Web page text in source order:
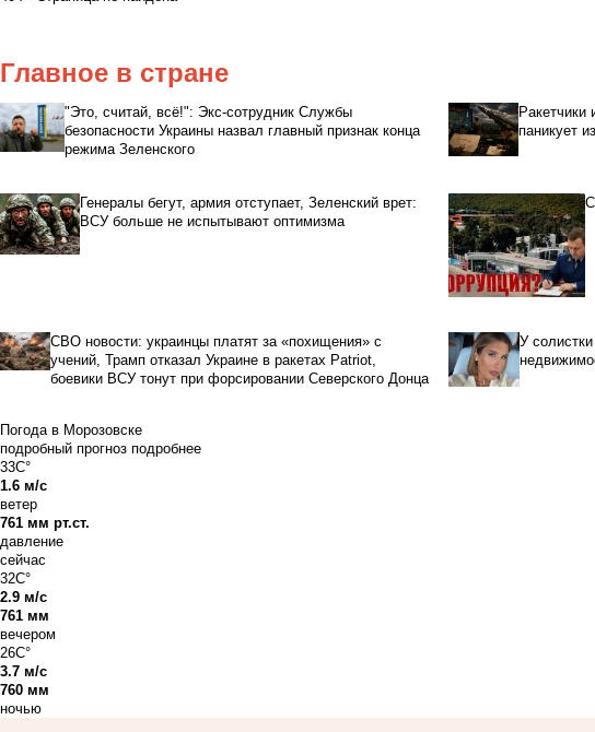
Главное в стране
"Это, считай, всё!": Экс-сотрудник Службы
безопасности Украины назвал главный признак конца
режима Зеленского
Ракетчики
паникует
Генералы бегут, армия отступает, Зеленский врет:
ВСУ больше не испытывают оптимизма
СВО новости: украинцы платят за «похищения» с
учений, Трамп отказал Украине в ракетах Patriot,
боевики ВСУ тонут при форсировании Северского Донца
У
Погода в Морозовске
подробный прогноз подробнее
33C°
1.6 м/с
ветер
761 мм рт.ст.
давление
сейчас
32C°
2.9 м/с
761 мм
вечером
26C°
3.7 м/с
760 мм
ночью